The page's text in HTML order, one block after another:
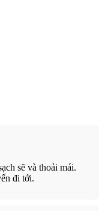
sẽ và thoải mái.
đi tới.